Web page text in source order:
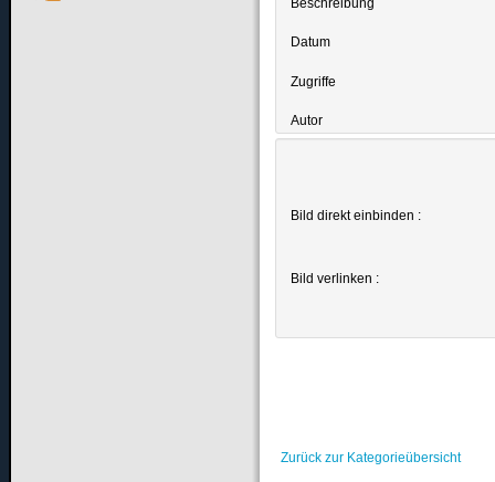
Datum
Zugriffe
Autor
Bild direkt einbinden :
Bild verlinken :
Zurück zur Kategorieübersicht